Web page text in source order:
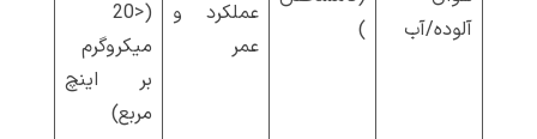
آلوده/آب
)
عملکرد و
عمر
(<20
میکروگرم
بر اینچ
مربع)